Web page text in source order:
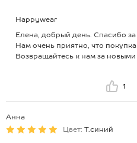
Happywear
Елена, добрый день. Спасибо
Нам очень приятно, что
Возвращайтесь к нам за новыми
1
Анна
Цвет: Т.синий